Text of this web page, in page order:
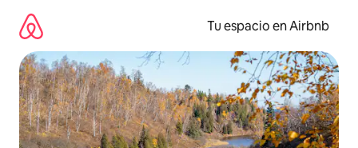
contenido
Tu espacio en Airbnb